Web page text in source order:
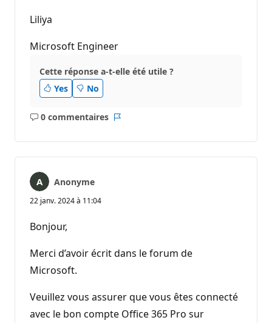
Liliya
Microsoft Engineer
Cette réponse a-t-elle été utile ?
Yes
No
0 commentaires
Aucun
Anonyme
22 janv. 2024 à 11:04
Bonjour,
Merci d’avoir écrit dans le forum de
Microsoft.
Veuillez vous assurer que vous êtes connecté
avec le bon compte Office 365 Pro sur